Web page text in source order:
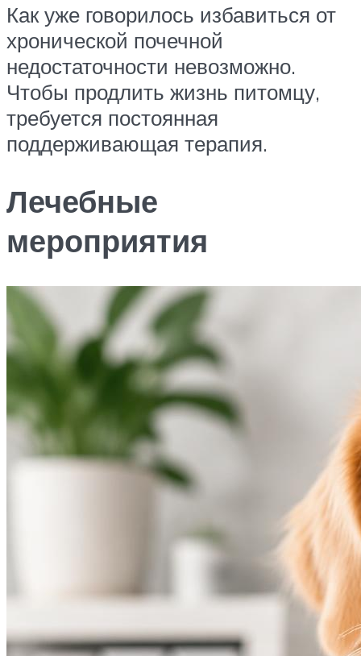
Как уже говорилось избавиться от
хронической почечной
недостаточности невозможно.
Чтобы продлить жизнь питомцу,
требуется постоянная
поддерживающая терапия.
Лечебные
мероприятия